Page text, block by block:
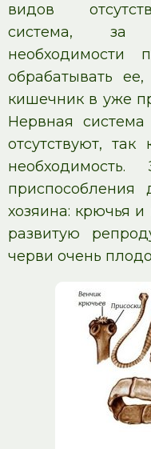
видов
система, за
необходимости
обрабатывать
кишечник в уже
Нервная
отсутствуют,
хозяина: крючья
развитую
черви очень